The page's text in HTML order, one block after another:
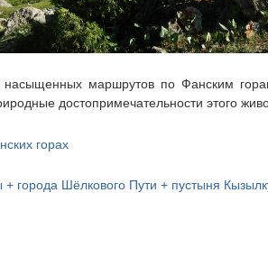
маршрутов по Фанским
достопримечательности этого
горах
города Шёлкового Пути + пустыня